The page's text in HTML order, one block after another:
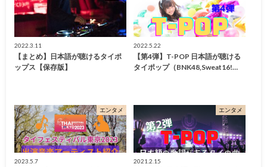
2022.3.11
【まとめ】日本語が聴けるタイポ
ップス【保存版】
2022.5.22
【第4弾】T-POP 日本語が聴ける
タイポップ（BNK48,Sweat16!…
エンタメ
2023.5.7
エンタメ
2021.2.15